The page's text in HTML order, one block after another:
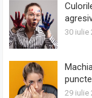
30 iulie
29 iulie